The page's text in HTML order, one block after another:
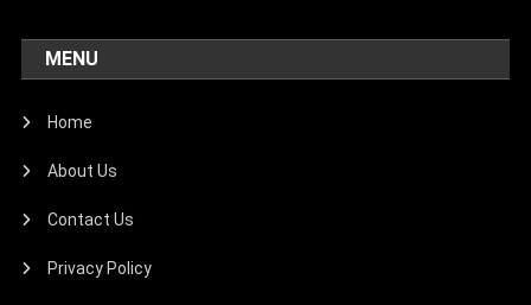
MENU
Home
About Us
Contact Us
Privacy Policy